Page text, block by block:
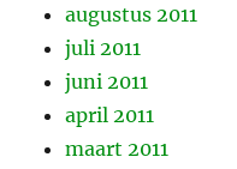
augustus 2011
juli 2011
juni 2011
april 2011
maart 2011